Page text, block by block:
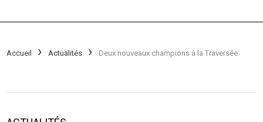
Accueil Actualités Deux nouveaux champions à la Traversée